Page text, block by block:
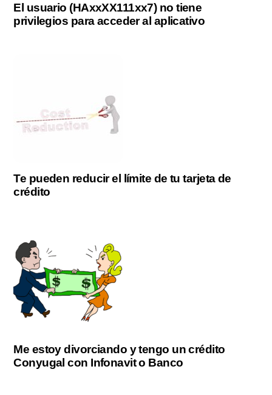
El usuario (HAxxXX111xx7) no tiene
privilegios para acceder al aplicativo
Te pueden reducir el límite de tu tarjeta de
crédito
Me estoy divorciando y tengo un crédito
Conyugal con Infonavit o Banco